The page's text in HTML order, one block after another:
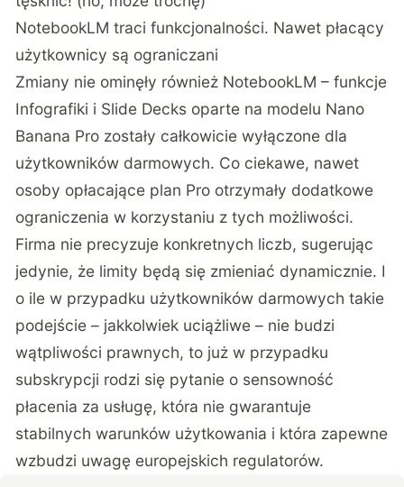
NotebookLM traci funkcjonalności. Nawet płacący
użytkownicy są ograniczani
Zmiany nie ominęły również NotebookLM –funkcje
Infografiki i Slide Decks oparte na modelu Nano
Banana Pro zostały całkowicie wyłączone dla
użytkowników darmowych. Co ciekawe, nawet
osoby opłacające plan Pro otrzymały dodatkowe
ograniczenia w korzystaniu z tych możliwości.
Firma nie precyzuje konkretnych liczb, sugerując
jedynie, że limity będą się zmieniać dynamicznie. I
o ile w przypadku użytkowników darmowych takie
podejście – jakkolwiek uciążliwe – nie budzi
wątpliwości prawnych, to już w przypadku
subskrypcji rodzi się pytanie o sensowność
płacenia za usługę, która nie gwarantuje
stabilnych warunków użytkowania i która zapewne
wzbudzi uwagę europejskich regulatorów.